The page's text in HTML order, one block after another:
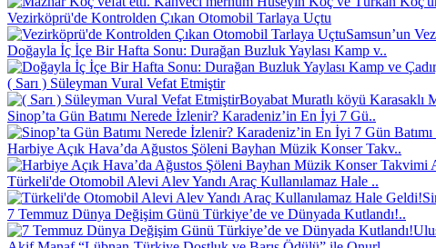
Vezirköprü'de Kontrolden Çıkan Otomobil Tarlaya Uçtu
Samsun’un
Doğayla İç İçe Bir Hafta Sonu: Durağan Buzluk Yaylası Kamp v..
( Sarı ) Süleyman Vural Vefat Etmiştir
Boyabat Muratlı köyü Karasaklı
Sinop’ta Gün Batımı Nerede İzlenir? Karadeniz’in En İyi 7 Gü..
Harbiye Açık Hava’da Ağustos Şöleni Bayhan Müzik Konser Takv..
Türkeli'de Otomobil Alevi Alev Yandı Araç Kullanılamaz Hale ..
7 Temmuz Dünya Değişim Günü Türkiye’de ve Dünyada Kutlandı!..